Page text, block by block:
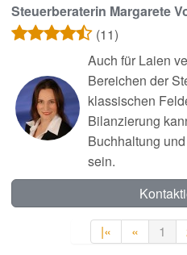
Steuerberaterin Margarete
(11)
Auch für Laien
Bereichen der
klassischen
Bilanzierung
Buchhaltung
sein.
|« « 1